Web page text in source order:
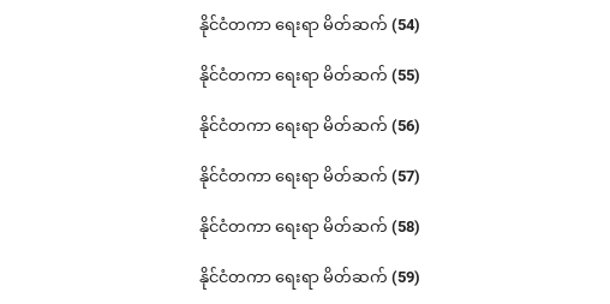
နိုင်ငံတကာ ရေးရာ မိတ်ဆက် (54)
နိုင်ငံတကာ ရေးရာ မိတ်ဆက် (55)
နိုင်ငံတကာ ရေးရာ မိတ်ဆက် (56)
နိုင်ငံတကာ ရေးရာ မိတ်ဆက် (57)
နိုင်ငံတကာ ရေးရာ မိတ်ဆက် (58)
နိုင်ငံတကာ ရေးရာ မိတ်ဆက် (59)